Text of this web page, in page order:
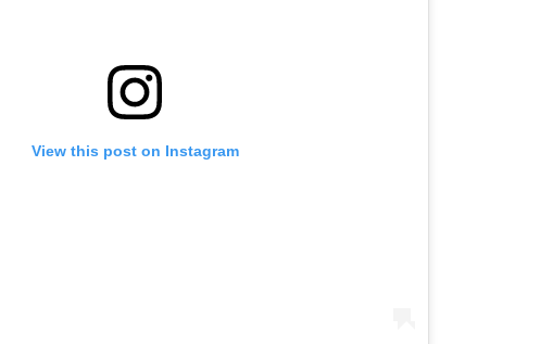
View this post on Instagram